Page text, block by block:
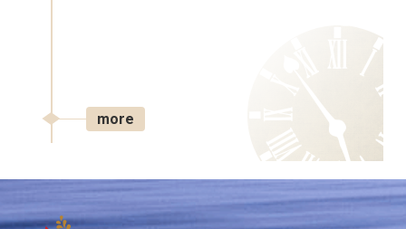
more